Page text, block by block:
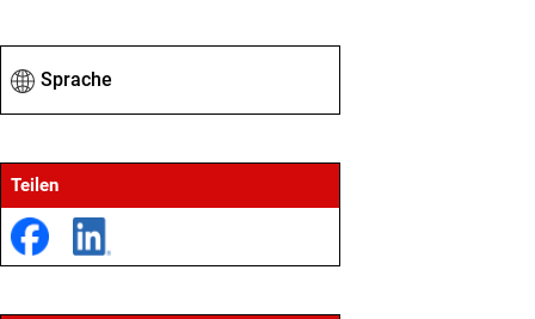
Sprache
Teilen